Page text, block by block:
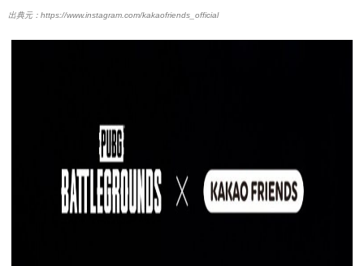
https://www.instagram.com/kakaofriends_official